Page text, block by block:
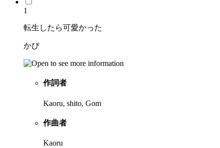
1
転生したら可愛かった
かぴ
作詞者
Kaoru, shito, Gom
作曲者
Kaoru